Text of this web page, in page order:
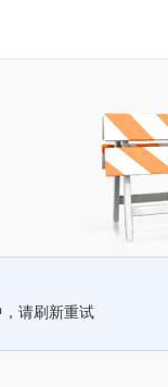
请刷新重试